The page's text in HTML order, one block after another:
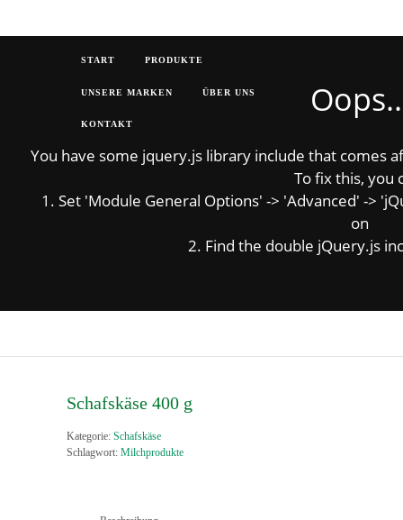
START PRODUKTE
UNSERE MARKEN ÜBER UNS
KONTAKT
You have some jquery.js library include that comes
To fix this, you
1. Set 'Module General Options' -> 'Advanced' ->
on
2. Find the double jQuery.js
Schafskäse 400 g
Kategorie: Schafskäse
Schlagwort: Milchprodukte